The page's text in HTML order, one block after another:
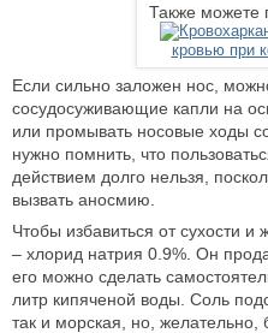
Также можете
кровью при
Если сильно заложен нос,
сосудосуживающие капли на
или промывать носовые ходы
нужно помнить, что
действием долго нельзя,
вызвать аносмию.
Чтобы избавиться от сухости
– хлорид натрия 0.9%. Он
его можно сделать
литр кипяченой воды. Соль
так и морская, но, желательно,